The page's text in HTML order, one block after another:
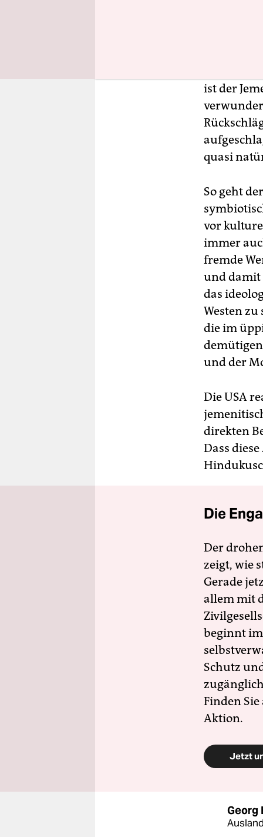
Stämme
ist der
quasi
So geht
vor
immer
fremde
und damit
das
Westen
die im
und der
Die USA
direkten
Dass
Die
Der
zeigt, wie
Gerade
allem mit
beginnt
Schutz
Finden
Aktion.
Jetzt
Georg